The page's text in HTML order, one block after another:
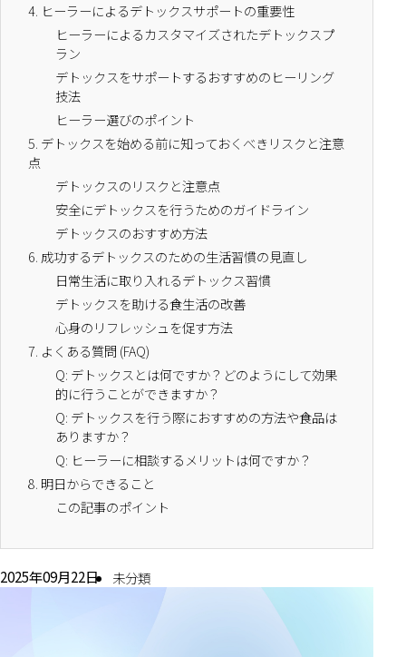
4. ヒーラーによるデトックスサポートの重要性
ヒーラーによるカスタマイズされたデトックスプ
ラン
デトックスをサポートするおすすめのヒーリング
技法
ヒーラー選びのポイント
5. デトックスを始める前に知っておくべきリスクと注意
点
デトックスのリスクと注意点
安全にデトックスを行うためのガイドライン
デトックスのおすすめ方法
6. 成功するデトックスのための生活習慣の見直し
日常生活に取り入れるデトックス習慣
デトックスを助ける食生活の改善
心身のリフレッシュを促す方法
7. よくある質問 (FAQ)
Q: デトックスとは何ですか？どのようにして効果
的に行うことができますか？
Q: デトックスを行う際におすすめの方法や食品は
ありますか？
Q: ヒーラーに相談するメリットは何ですか？
8. 明日からできること
この記事のポイント
2025年09月22日 未分類